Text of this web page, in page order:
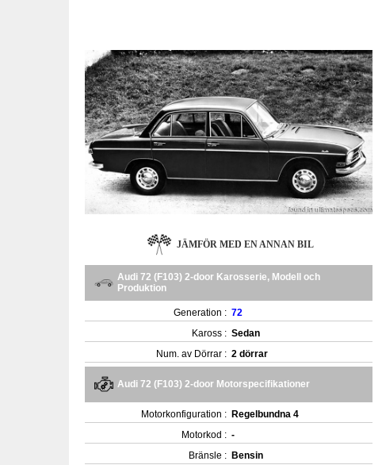
JÄMFÖR MED EN ANNAN BIL
Audi 72 (F103) 2-door Karosserie, Modell och
Produktion
Generation : 72
Kaross : Sedan
Num. av Dörrar : 2 dörrar
Audi 72 (F103) 2-door Motorspecifikationer
Motorkonfiguration : Regelbundna 4
Motorkod : -
Bränsle : Bensin